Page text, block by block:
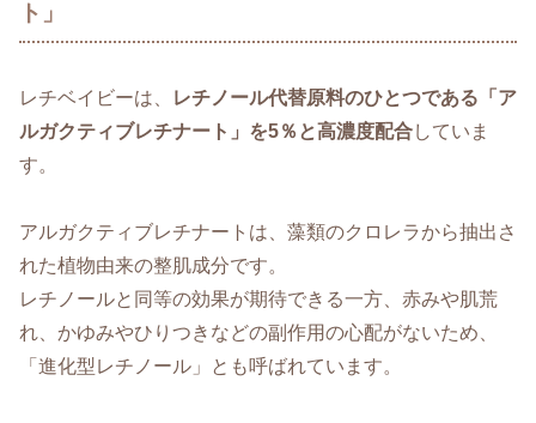
ト」
レチベイビーは、
レチノール代替原料のひとつである「ア
ルガクティブレチナート」を5％と高濃度配合していま
す。
アルガクティブレチナートは、藻類のクロレラから抽出さ
れた植物由来の整肌成分です。
レチノールと同等の効果が期待できる一方、赤みや肌荒
れ、かゆみやひりつきなどの副作用の心配がないため、
「進化型レチノール」とも呼ばれています。